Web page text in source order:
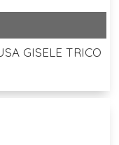
GISELE TRICO